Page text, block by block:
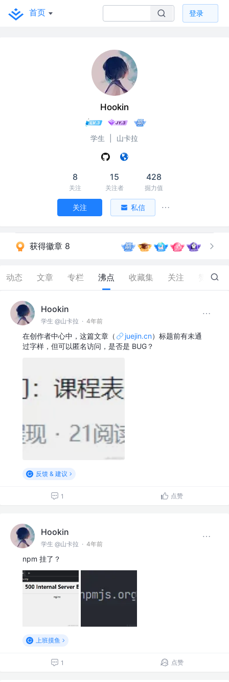
首页 登录
Hookin
学生 山卡拉
8
关注
15
关注者
428
掘力值
关注 私信
获得徽章 8
动态 文章 专栏 沸点 收藏集 关注 62
Hookin
学生 @山卡拉 · 4年前
在创作者中心中，这篇文章（ juejin.cn）标题前有未通
过字样，但可以匿名访问，是否是 BUG？
反馈 & 建议
1 点赞
Hookin
学生 @山卡拉 · 4年前
npm 挂了？
上班摸鱼
1 点赞